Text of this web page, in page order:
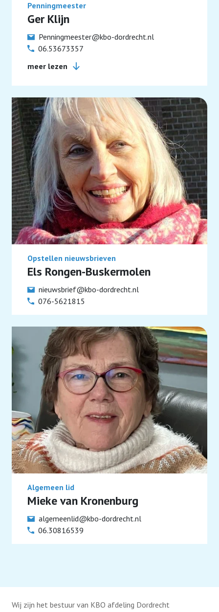
Penningmeester
Ger Klijn
Penningmeester@kbo-dordrecht.nl
06.53673357
meer lezen
Penningmeester; Bankrekeningnummer;
NL09ABNA0471478695 t.n.v. Kath. Bond van
Ouderen Reizen commissie; Bankrekeningnummer;
NL95RABO0161142311 t.n.v. Kath. Bond van
Ouderen
Opstellen nieuwsbrieven
Els Rongen-Buskermolen
nieuwsbrief@kbo-dordrecht.nl
076-5621815
Algemeen lid
Mieke van Kronenburg
algemeenlid@kbo-dordrecht.nl
06.30816539
Wij zijn het bestuur van KBO afdeling Dordrecht